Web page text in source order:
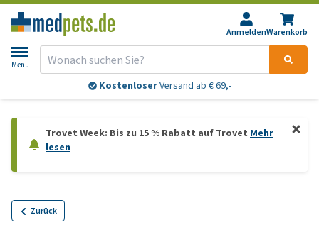
AnmeldenWarenkorb
Menu
KostenloserVersand ab € 69,-
Trovet Week: Bis zu 15 % Rabatt auf Trovet Mehr
lesen
Zurück